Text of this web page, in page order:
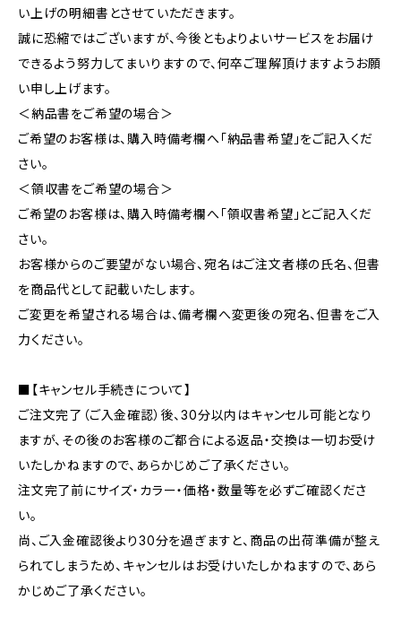
い上げの明細書とさせていただきます。
誠に恐縮ではございますが、今後ともよりよいサービスをお届け
できるよう努力してまいりますので、何卒ご理解頂けますようお願
い申し上げます。
＜納品書をご希望の場合＞
ご希望のお客様は、購入時備考欄へ「納品書希望」をご記入くだ
さい。
＜領収書をご希望の場合＞
ご希望のお客様は、購入時備考欄へ「領収書希望」とご記入くだ
さい。
お客様からのご要望がない場合、宛名はご注文者様の氏名、但書
を商品代として記載いたします。
ご変更を希望される場合は、備考欄へ変更後の宛名、但書をご入
力ください。
■【キャンセル手続きについて】
ご注文完了（ご入金確認）後、30分以内はキャンセル可能となり
ますが、その後のお客様のご都合による返品・交換は一切お受け
いたしかねますので、あらかじめご了承ください。
注文完了前にサイズ・カラー・価格・数量等を必ずご確認くださ
い。
尚、ご入金確認後より30分を過ぎますと、商品の出荷準備が整え
られてしまうため、キャンセルはお受けいたしかねますので、あら
かじめご了承ください。